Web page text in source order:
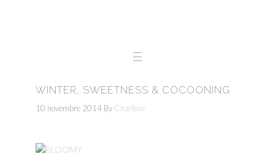
WINTER, SWEETNESS & COCOONING
10 novembre 2014 By Charlène